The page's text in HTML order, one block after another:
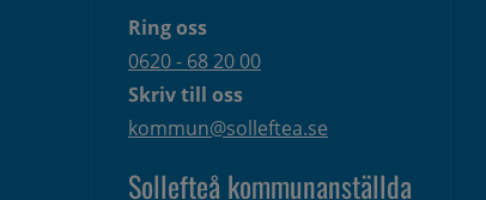
Ring oss
0620 - 68 20 00
Skriv till oss
kommun@solleftea.se
Sollefteå kommunanställda